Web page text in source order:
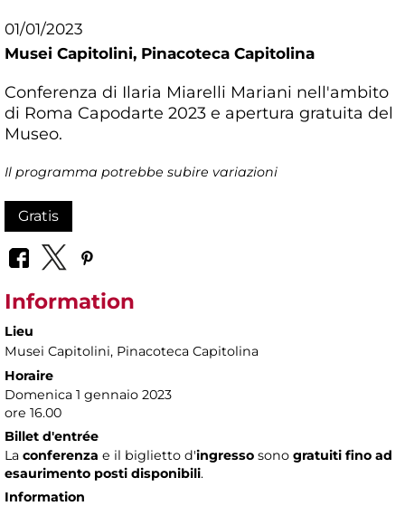
01/01/2023
Musei Capitolini, Pinacoteca Capitolina
Conferenza di Ilaria Miarelli Mariani nell'ambito
di Roma Capodarte 2023 e apertura gratuita del
Museo.
Il programma potrebbe subire variazioni
Gratis
Information
Lieu
Musei Capitolini, Pinacoteca Capitolina
Horaire
Domenica 1 gennaio 2023
ore 16.00
Billet d'entrée
La conferenza e il biglietto d'ingresso sono gratuiti fino ad
esaurimento posti disponibili.
Information